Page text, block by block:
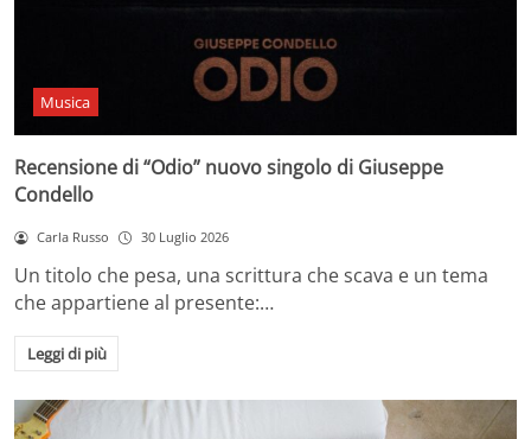
Musica
Recensione di “Odio” nuovo singolo di Giuseppe
Condello
Carla Russo 30 Luglio 2026
Un titolo che pesa, una scrittura che scava e un tema
che appartiene al presente:…
Leggi di più